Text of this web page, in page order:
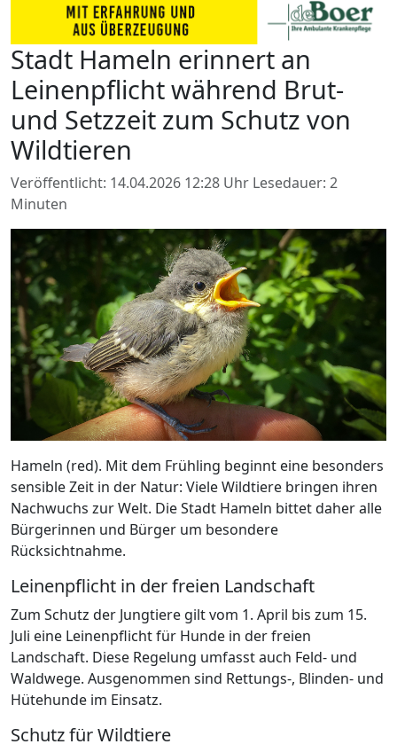
Stadt Hameln erinnert an
Leinenpflicht während Brut-
und Setzzeit zum Schutz von
Wildtieren
Veröffentlicht: 14.04.2026 12:28 Uhr Lesedauer: 2
Minuten
Hameln (red). Mit dem Frühling beginnt eine besonders
sensible Zeit in der Natur: Viele Wildtiere bringen ihren
Nachwuchs zur Welt. Die Stadt Hameln bittet daher alle
Bürgerinnen und Bürger um besondere
Rücksichtnahme.
Leinenpflicht in der freien Landschaft
Zum Schutz der Jungtiere gilt vom 1. April bis zum 15.
Juli eine Leinenpflicht für Hunde in der freien
Landschaft. Diese Regelung umfasst auch Feld- und
Waldwege. Ausgenommen sind Rettungs-, Blinden- und
Hütehunde im Einsatz.
Schutz für Wildtiere